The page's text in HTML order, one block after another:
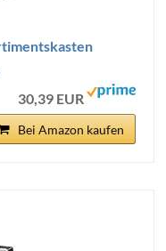
30,39 EUR
Bei Amazon kaufen